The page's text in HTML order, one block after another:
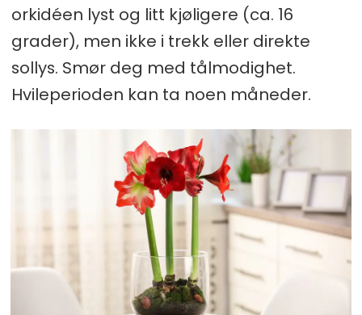
orkidéen lyst og litt kjøligere (ca. 16
grader), men ikke i trekk eller direkte
sollys. Smør deg med tålmodighet.
Hvileperioden kan ta noen måneder.